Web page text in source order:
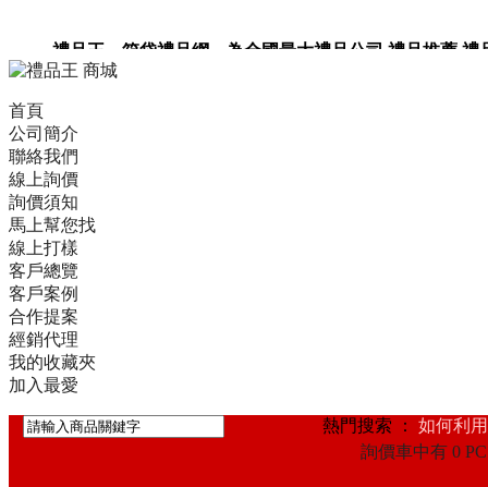
禮品王 箱袋禮品網 為全國最大禮品公司,禮品推薦,禮
卡,企業禮品,禮品小物,高級禮品,禮品網站。
首頁
公司簡介
聯絡我們
線上詢價
詢價須知
馬上幫您找
線上打樣
客戶總覽
客戶案例
合作提案
經銷代理
我的收藏夾
加入最愛
熱門搜索 ： 如何利
詢價車中有 0